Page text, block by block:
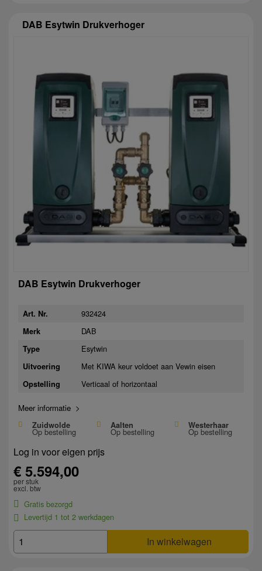
DAB Esytwin Drukverhoger
DAB Esytwin Drukverhoger
Art. Nr. 932424
Merk DAB
Type Esytwin
Uitvoering Met KIWA keur voldoet aan Vewin eisen
Opstelling Verticaal of horizontaal
Meer informatie >
Zuidwolde
Op bestelling
Aalten
Op bestelling
Westerhaar
Op bestelling
Log in voor eigen prijs
€ 5.594,00
per stuk
excl. btw
Gratis bezorgd
Levertijd 1 tot 2 werkdagen
In winkelwagen